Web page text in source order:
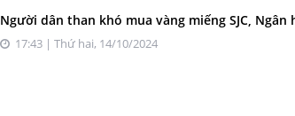
Người dân than khó mua vàng miếng SJC, Ngân
17:43 | Thứ hai, 14/10/2024